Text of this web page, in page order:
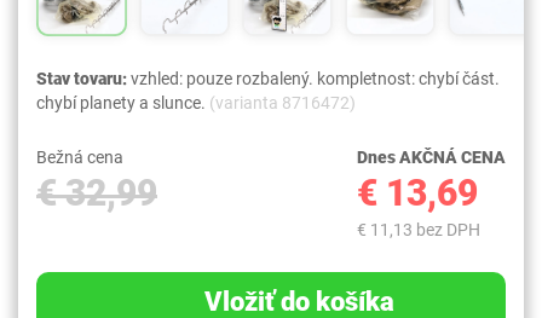
Stav tovaru:vzhled: pouze rozbalený. kompletnost: chybí část.
chybí planety a slunce. (varianta 8716472)
Bežná cena
€ 32,99
Dnes AKČNÁ CENA
€ 13,69
€ 11,13 bez DPH
Vložiť do košíka